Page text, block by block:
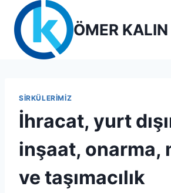
content
ÖMER KALIN
SIRKÜLERIMIZ
İhracat, yurt
inşaat, onarma,
ve taşımacılık